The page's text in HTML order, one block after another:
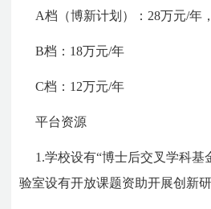
A档（博新计划）：28万元/年
B档：18万元/年
C档：12万元/年
平台资源
1.学校设有“博士后交叉学科基
验室设有开放课题资助开展创新研